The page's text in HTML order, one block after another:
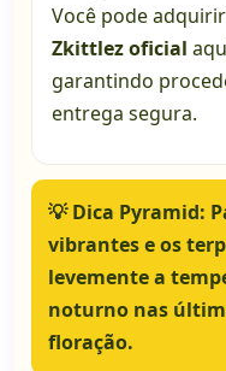
Você pode
Zkittlez oficial
garantindo
entrega segura.
💡Dica Pyramid:
vibrantes e os
levemente a
noturno nas
floração.